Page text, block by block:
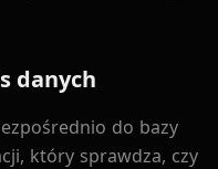
danych
do bazy
który sprawdza, czy